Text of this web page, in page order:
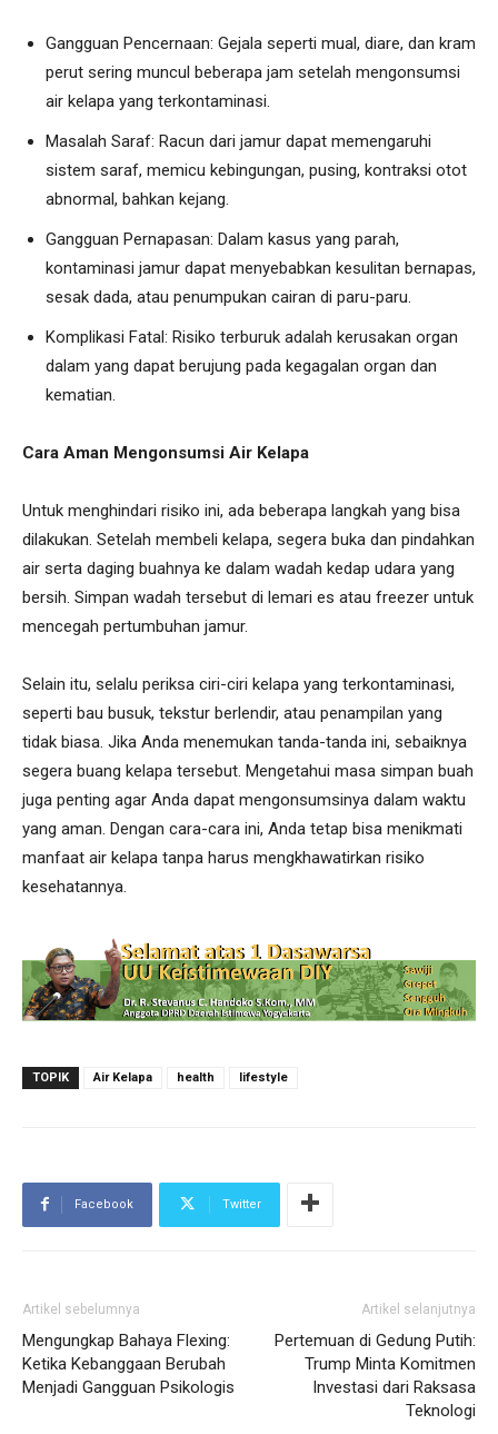
Gangguan Pencernaan: Gejala seperti mual, diare, dan kram
perut sering muncul beberapa jam setelah mengonsumsi
air kelapa yang terkontaminasi.
Masalah Saraf: Racun dari jamur dapat memengaruhi
sistem saraf, memicu kebingungan, pusing, kontraksi otot
abnormal, bahkan kejang.
Gangguan Pernapasan: Dalam kasus yang parah,
kontaminasi jamur dapat menyebabkan kesulitan bernapas,
sesak dada, atau penumpukan cairan di paru-paru.
Komplikasi Fatal: Risiko terburuk adalah kerusakan organ
dalam yang dapat berujung pada kegagalan organ dan
kematian.
Cara Aman Mengonsumsi Air Kelapa
Untuk menghindari risiko ini, ada beberapa langkah yang bisa
dilakukan. Setelah membeli kelapa, segera buka dan pindahkan
air serta daging buahnya ke dalam wadah kedap udara yang
bersih. Simpan wadah tersebut di lemari es atau freezer untuk
mencegah pertumbuhan jamur.
Selain itu, selalu periksa ciri-ciri kelapa yang terkontaminasi,
seperti bau busuk, tekstur berlendir, atau penampilan yang
tidak biasa. Jika Anda menemukan tanda-tanda ini, sebaiknya
segera buang kelapa tersebut. Mengetahui masa simpan buah
juga penting agar Anda dapat mengonsumsinya dalam waktu
yang aman. Dengan cara-cara ini, Anda tetap bisa menikmati
manfaat air kelapa tanpa harus mengkhawatirkan risiko
kesehatannya.
TOPIK Air Kelapa health lifestyle
Facebook Twitter
Artikel sebelumnya
Mengungkap Bahaya Flexing:
Ketika Kebanggaan Berubah
Menjadi Gangguan Psikologis
Artikel selanjutnya
Pertemuan di Gedung Putih:
Trump Minta Komitmen
Investasi dari Raksasa
Teknologi